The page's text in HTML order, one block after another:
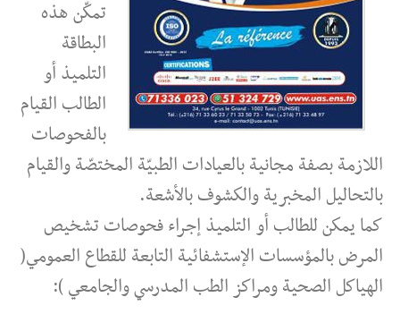
تمكّن هذه
البطاقة
التلميذ أو
الطالب القيام
بالفحوصات
اللازمة بصفة مجانية بالعيادات الطبيّة المختصّة والقيام
بالتحاليل المخبرية والكشوف بالأشعة.
كما يمكن للطالب أو التلميذ إجراء فحوصات تشخيص
المرض بالمؤسسات الإستشفائية التابعة للقطاع العمومي(
الهياكل الصحية ومراكز الطب المدرسي والجامعي ):